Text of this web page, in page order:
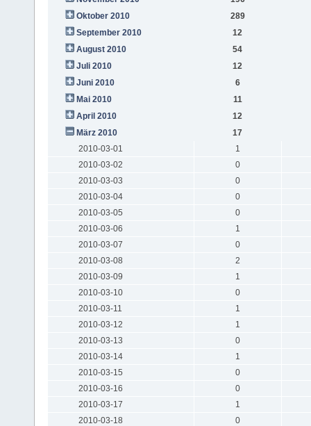
Oktober 2010
289
September 2010
12
August 2010
54
Juli 2010
12
Juni 2010
6
Mai 2010
11
April 2010
12
März 2010
17
2010-03-01
1
2010-03-02
0
2010-03-03
0
2010-03-04
0
2010-03-05
0
2010-03-06
1
2010-03-07
0
2010-03-08
2
2010-03-09
1
2010-03-10
0
2010-03-11
1
2010-03-12
1
2010-03-13
0
2010-03-14
1
2010-03-15
0
2010-03-16
0
2010-03-17
1
2010-03-18
0